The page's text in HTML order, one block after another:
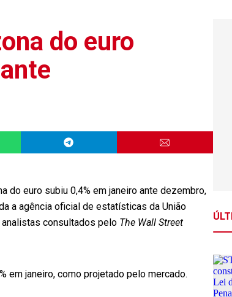
do euro
do euro subiu 0,4% em janeiro ante dezembro,
a agência oficial de estatísticas da União
analistas consultados pelo The Wall Street
em janeiro, como projetado pelo mercado.